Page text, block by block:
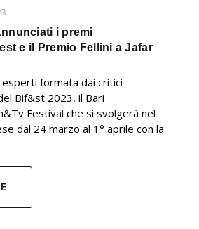
i premi
e il Premio Fellini a Jafar
esperti formata dai critici
Bif&st 2023, il Bari
Festival che si svolgerà nel
dal 24 marzo al 1° aprile con la